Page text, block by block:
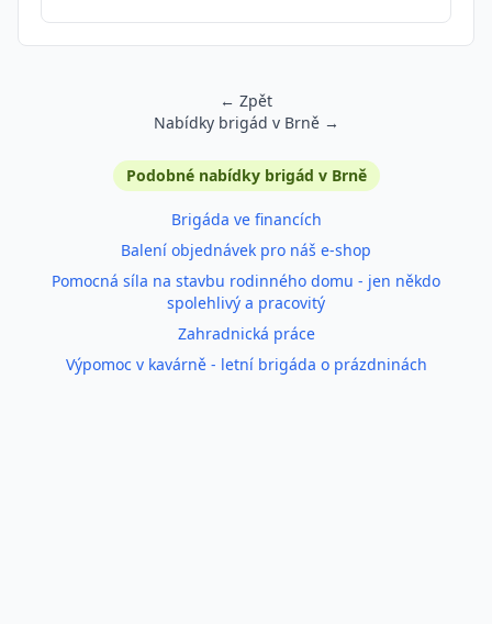
← Zpět
Nabídky brigád v Brně →
Podobné inzerátyPodobné nabídky brigád v Brně
Brigáda ve financích
Balení objednávek pro náš e-shop
Pomocná síla na stavbu rodinného domu - jen někdo
spolehlivý a pracovitý
Zahradnická práce
Výpomoc v kavárně - letní brigáda o prázdninách